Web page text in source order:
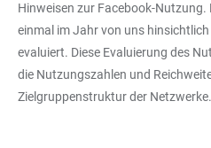
Hinweisen zur Facebook-
einmal im Jahr von uns
evaluiert. Diese Evaluierung des
die Nutzungszahlen und
Zielgruppenstruktur der Netzwerke.